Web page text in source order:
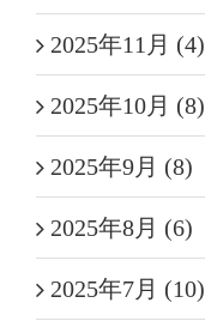
2025年11月 (4)
2025年10月 (8)
2025年9月 (8)
2025年8月 (6)
2025年7月 (10)